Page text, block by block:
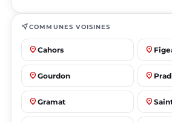
near_meCOMMUNES VOISINES
place Cahors place
place Gourdon place
place Gramat place